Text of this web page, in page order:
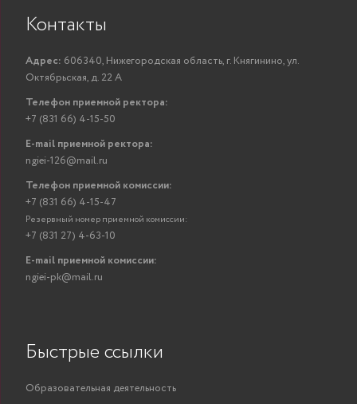
Контакты
Адрес: 606340, Нижегородская область, г. Княгинино, ул.
Октябрьская, д. 22 А
Телефон приемной ректора:
+7 (831 66) 4-15-50
E-mail приемной ректора:
ngiei-126@mail.ru
Телефон приемной комиссии:
+7 (831 66) 4-15-47
Резервный номер приемной комиссии:
+7 (831 27) 4-63-10
E-mail приемной комиссии:
ngiei-pk@mail.ru
Быстрые ссылки
Образовательная деятельность